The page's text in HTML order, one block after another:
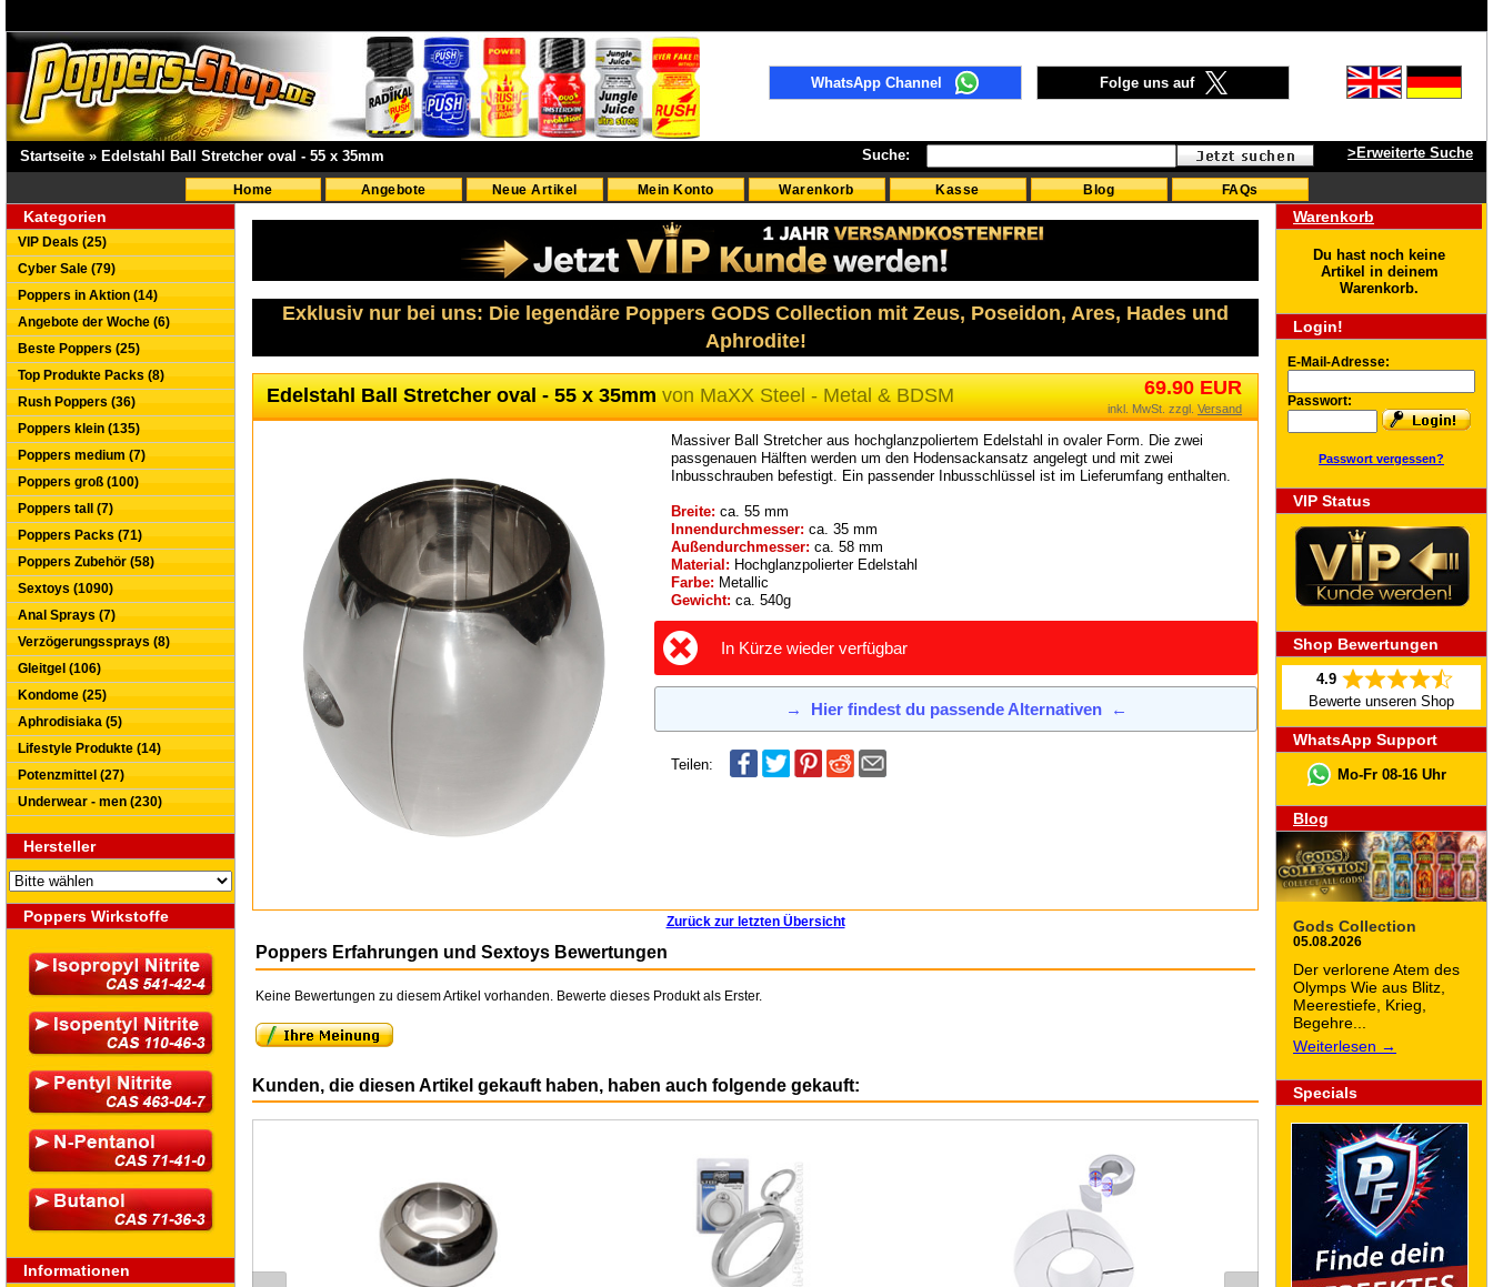
Folge uns auf
WhatsApp Channel
Startseite » Edelstahl Ball Stretcher oval - 55 x 35mm Suche: >Erweiterte Suche
Home Angebote Neue Artikel Mein Konto Warenkorb Kasse Blog FAQs
Kategorien
VIP Deals (25)
Cyber Sale (79)
Poppers in Aktion (14)
Angebote der Woche (6)
Beste Poppers (25)
Top Produkte Packs (8)
Rush Poppers (36)
Poppers klein (135)
Poppers medium (7)
Poppers groß (100)
Poppers tall (7)
Poppers Packs (71)
Poppers Zubehör (58)
Sextoys (1090)
Anal Sprays (7)
Verzögerungssprays (8)
Gleitgel (106)
Kondome (25)
Aphrodisiaka (5)
Lifestyle Produkte (14)
Potenzmittel (27)
Underwear - men (230)
Hersteller
Poppers Wirkstoffe
Informationen
Exklusiv nur bei uns: Die legendäre Poppers GODS Collection mit Zeus, Poseidon, Ares, Hades und
Aphrodite!
Edelstahl Ball Stretcher oval - 55 x 35mmvonMaXX Steel - Metal & BDSM 69.90 EUR
inkl. MwSt. zzgl. Versand
Massiver Ball Stretcher aus hochglanzpoliertem Edelstahl in ovaler Form. Die zwei
passgenauen Hälften werden um den Hodensackansatz angelegt und mit zwei
Inbusschrauben befestigt. Ein passender Inbusschlüssel ist im Lieferumfang enthalten.
Breite: ca. 55 mm
Innendurchmesser: ca. 35 mm
Außendurchmesser: ca. 58 mm
Material: Hochglanzpolierter Edelstahl
Farbe: Metallic
Gewicht: ca. 540g
In Kürze wieder verfügbar
→ Hier findest du passende Alternativen ←
Teilen:
Zurück zur letzten Übersicht
Poppers Erfahrungen und Sextoys Bewertungen
Keine Bewertungen zu diesem Artikel vorhanden. Bewerte dieses Produkt als Erster.
Kunden, die diesen Artikel gekauft haben, haben auch folgende gekauft:
Warenkorb
Du hast noch keine
Artikel in deinem
Warenkorb.
Login!
E-Mail-Adresse:
Passwort:
Passwort vergessen?
VIP Status
Shop Bewertungen
4.9
Bewerte unseren Shop
WhatsApp Support
Mo-Fr 08-16 Uhr
Blog
Gods Collection
05.08.2026
Der verlorene Atem des
Olymps Wie aus Blitz,
Meerestiefe, Krieg,
Begehre...
Weiterlesen →
Specials